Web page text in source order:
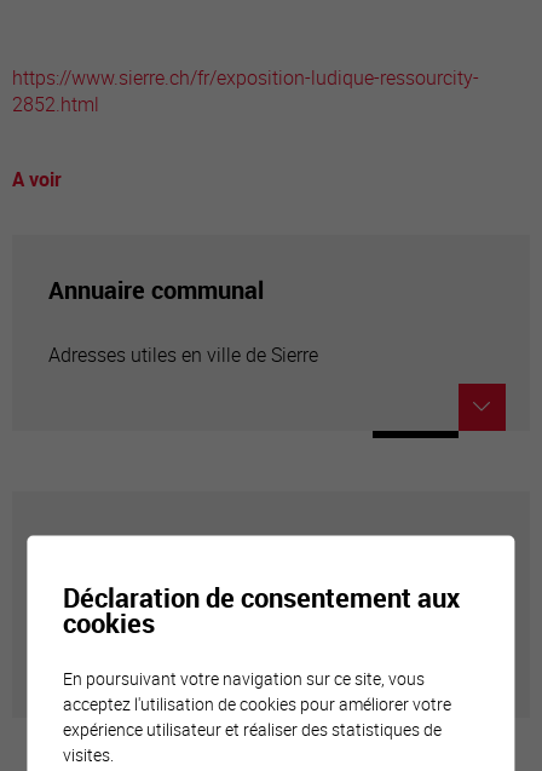
https://www.sierre.ch/fr/exposition-ludique-ressourcity-
2852.html
A voir
Annuaire communal
Adresses utiles en ville de Sierre
Carte interactive
Géolocalisation de tous les points d'intérêt de la Ville
de Sierre.
Déclaration de consentement aux
cookies
En poursuivant votre navigation sur ce site, vous
acceptez l'utilisation de cookies pour améliorer votre
expérience utilisateur et réaliser des statistiques de
visites.